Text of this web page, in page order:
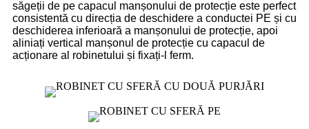
săgeții de pe capacul manșonului de protecție este perfect
consistentă cu direcția de deschidere a conductei PE și cu
deschiderea inferioară a manșonului de protecție, apoi
aliniați vertical manșonul de protecție cu capacul de
acționare al robinetului și fixați-l ferm.